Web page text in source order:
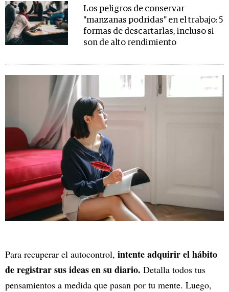
Los peligros de conservar
"manzanas podridas" en el trabajo: 5
formas de descartarlas, incluso si
son de alto rendimiento
Para recuperar el autocontrol, intente adquirir el hábito
de registrar sus ideas en su diario. Detalla todos tus
pensamientos a medida que pasan por tu mente. Luego,